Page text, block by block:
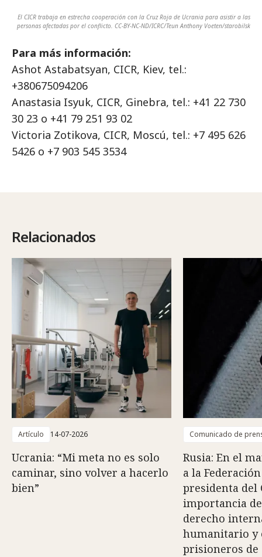
El CICR trabaja en estrecha cooperación con la Cruz Roja de Ucrania para asistir a las
personas afectadas por el conflicto. CC-BY-NC-ND/ICRC/Teun Anthony Voeten/starobilsk
Para más información:
Ashot Astabatsyan, CICR, Kiev, tel.:
+380675094206
Anastasia Isyuk, CICR, Ginebra, tel.: +41 22 730
30 23 o +41 79 251 93 02
Victoria Zotikova, CICR, Moscú, tel.: +7 495 626
5426 o +7 903 545 3534
Relacionados
Artículo 14-07-2026
Ucrania: “Mi meta no es solo
caminar, sino volver a hacerlo
bien”
Comunicado de
Rusia: En el
a la
presidenta del
importancia
derecho
humanitario y
prisioneros